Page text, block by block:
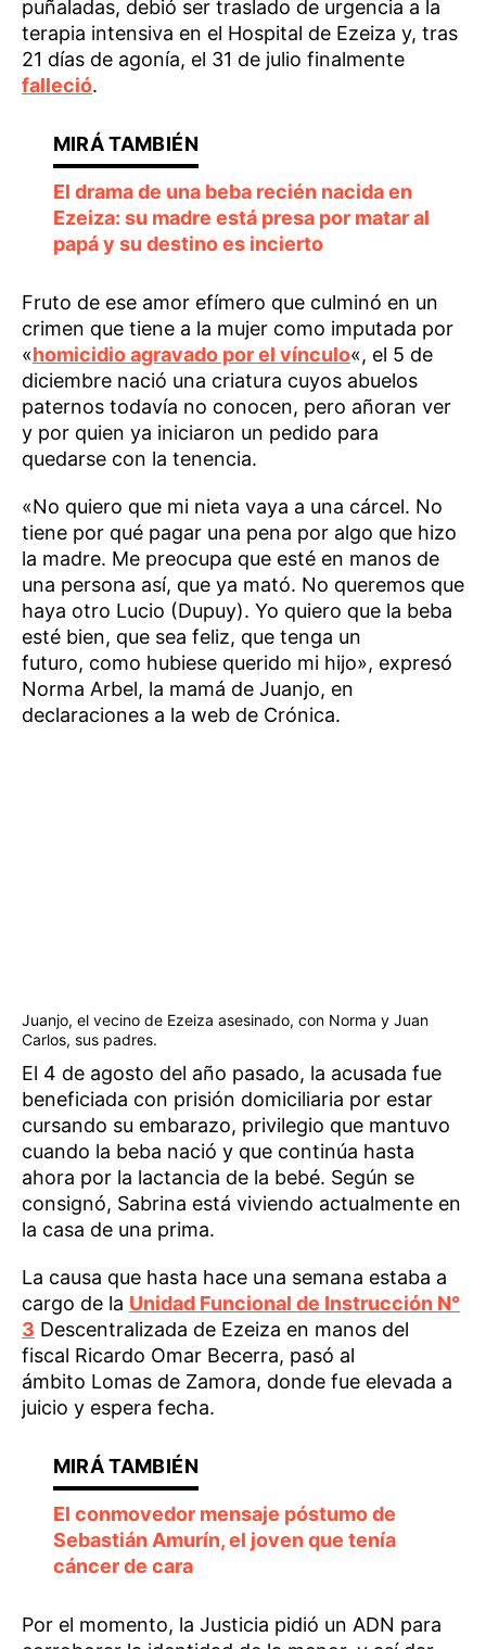
puñaladas, debió ser traslado de urgencia a la
terapia intensiva en el Hospital de Ezeiza y, tras
21 días de agonía, el 31 de julio finalmente
falleció.
El drama de una beba recién nacida en
Ezeiza: su madre está presa por matar al
papá y su destino es incierto
Fruto de ese amor efímero que culminó en un
crimen que tiene a la mujer como imputada por
«homicidio agravado por el vínculo«, el 5 de
diciembre nació una criatura cuyos abuelos
paternos todavía no conocen, pero añoran ver
y por quien ya iniciaron un pedido para
quedarse con la tenencia.
«No quiero que mi nieta vaya a una cárcel. No
tiene por qué pagar una pena por algo que hizo
la madre. Me preocupa que esté en manos de
una persona así, que ya mató. No queremos que
haya otro Lucio (Dupuy). Yo quiero que la beba
esté bien, que sea feliz, que tenga un
futuro, como hubiese querido mi hijo», expresó
Norma Arbel, la mamá de Juanjo, en
declaraciones a la web de Crónica.
Juanjo, el vecino de Ezeiza asesinado, con Norma y Juan
Carlos, sus padres.
El 4 de agosto del año pasado, la acusada fue
beneficiada con prisión domiciliaria por estar
cursando su embarazo, privilegio que mantuvo
cuando la beba nació y que continúa hasta
ahora por la lactancia de la bebé. Según se
consignó, Sabrina está viviendo actualmente en
la casa de una prima.
La causa que hasta hace una semana estaba a
cargo de la Unidad Funcional de Instrucción N°
3 Descentralizada de Ezeiza en manos del
fiscal Ricardo Omar Becerra, pasó al
ámbito Lomas de Zamora, donde fue elevada a
juicio y espera fecha.
El conmovedor mensaje póstumo de
Sebastián Amurín, el joven que tenía
cáncer de cara
Por el momento, la Justicia pidió un ADN para